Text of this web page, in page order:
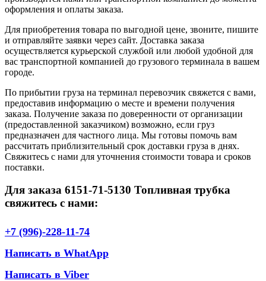
оформления и оплаты заказа.
Для приобретения товара по выгодной цене, звоните, пишите
и отправляйте заявки через сайт. Доставка заказа
осуществляется курьерской службой или любой удобной для
вас транспортной компанией до грузового терминала в вашем
городе.
По прибытии груза на терминал перевозчик свяжется с вами,
предоставив информацию о месте и времени получения
заказа. Получение заказа по доверенности от организации
(предоставленной заказчиком) возможно, если груз
предназначен для частного лица. Мы готовы помочь вам
рассчитать приблизительный срок доставки груза в днях.
Свяжитесь с нами для уточнения стоимости товара и сроков
поставки.
Для заказа 6151-71-5130 Топливная трубка
свяжитесь с нами:
+7 (996)-228-11-74
Написать в WhatApp
Написать в Viber